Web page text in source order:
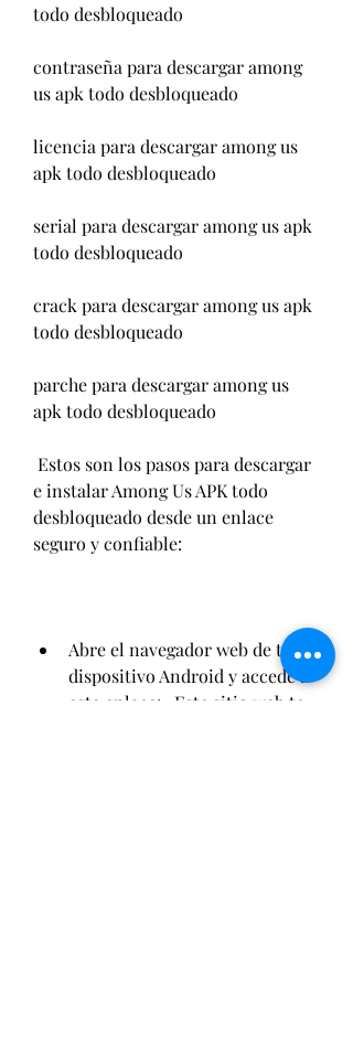
todo desbloqueado
contraseña para descargar among
us apk todo desbloqueado
licencia para descargar among us
apk todo desbloqueado
serial para descargar among us apk
todo desbloqueado
crack para descargar among us apk
todo desbloqueado
parche para descargar among us
apk todo desbloqueado
e instalar Among Us APK todo
desbloqueado desde un enlace
seguro y confiable:
Abre el navegador web de tu
dispositivo Android y accede a
este enlace: . Este sitio web te